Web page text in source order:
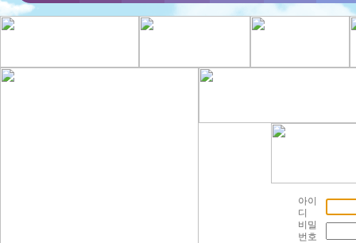
아이
디
비밀
번호